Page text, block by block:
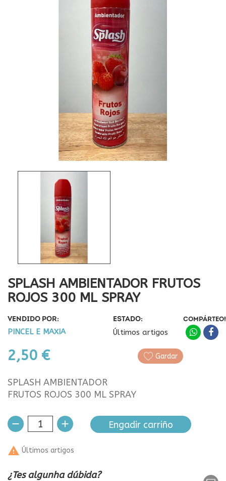
SPLASH AMBIENTADOR FRUTOS
ROJOS 300 ML SPRAY
VENDIDO POR:
PINCEL E MAXIA
ESTADO:
Últimos artigos
2,50 €
COMPÁRTEO!
Gardar
SPLASH AMBIENTADOR
FRUTOS ROJOS 300 ML SPRAY
Engadir carriño
 Últimos artigos
¿Tes algunha dúbida?